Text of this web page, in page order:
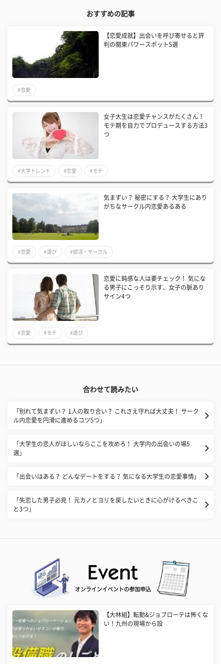
おすすめの記事
【恋愛成就】出会いを呼び寄せると評
判の関東パワースポット5選
#恋愛
女子大生は恋愛チャンスがたくさん！
モテ期を自力でプロデュースする方法3
つ
#大学トレンド #恋愛 #モテ
気まずい？ 秘密にする？ 大学生にあり
がちなサークル内恋愛あるある
#恋愛 #遊び #部活・サークル
恋愛に鈍感な人は要チェック！ 気にな
る男子にこっそり示す、女子の脈あり
サイン4つ
#恋愛 #モテ #遊び
合わせて読みたい
「別れて気まずい？ 1人の取り合い？ これさえ守れば大丈夫！ サーク
ル内恋愛を円滑に進めるコツ5つ」
「大学生の恋人がほしいならここを攻めろ！ 大学内の出会いの場5
選」
「出会いはある？ どんなデートをする？ 気になる大学生の恋愛事情」
「失恋した男子必見！ 元カノとヨリを戻したいときに心がけるべきこ
と3つ」
オンラインイベントの参加申込
【大林組】転勤&ジョブローテは怖くな
い！九州の現場から設